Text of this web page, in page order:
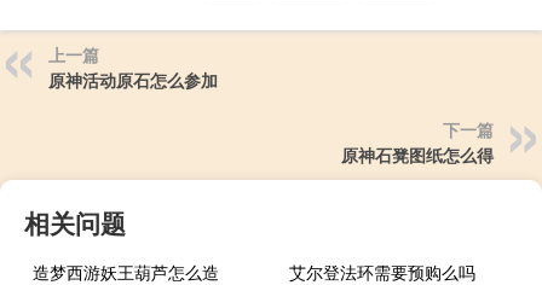
上一篇
原神活动原石怎么参加
下一篇
原神石凳图纸怎么得
相关问题
造梦西游妖王葫芦怎么造
艾尔登法环需要预购么吗